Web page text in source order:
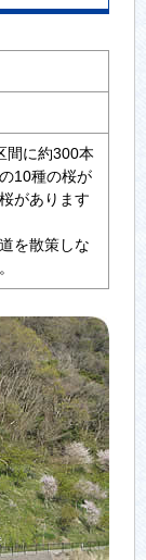
間に約300本
10種の桜が
があります
を散策しな